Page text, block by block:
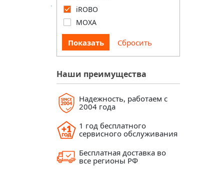
iROBO
MOXA
Наши преимущества
Надежность, работаем с
2004 года
1 год бесплатного
сервисного обслуживания
Бесплатная доставка во
все регионы РФ